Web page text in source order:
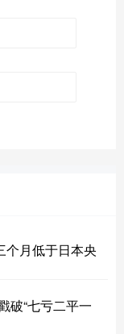
个月低于日本央
破“七亏二平一